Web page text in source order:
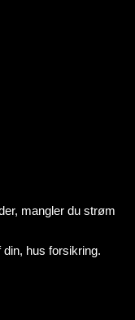
mangler du strøm
hus forsikring.